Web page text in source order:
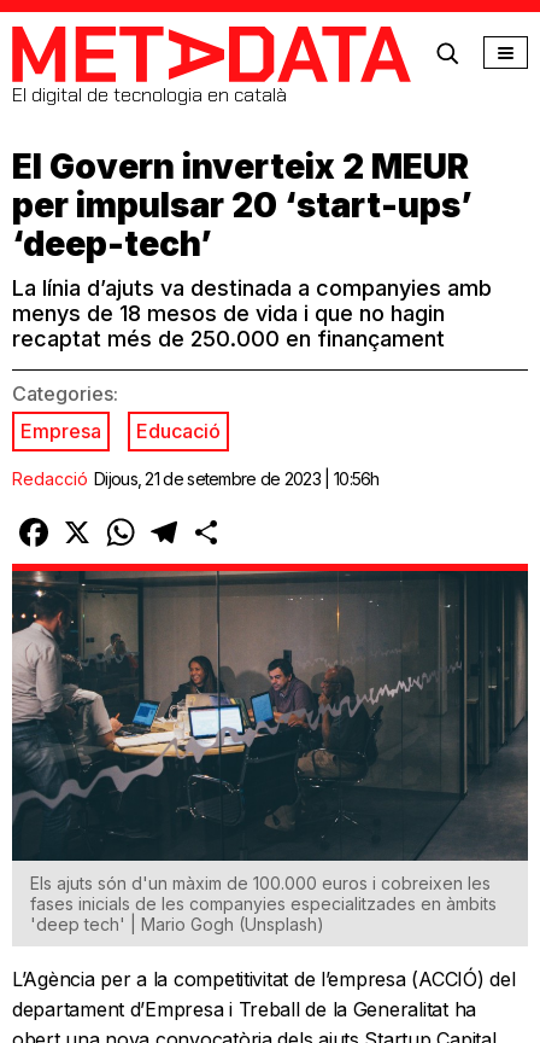
MetaData
El digital de tecnologia en català
El Govern inverteix 2 MEUR
per impulsar 20 ‘start-ups’
‘deep-tech’
La línia d’ajuts va destinada a companyies amb
menys de 18 mesos de vida i que no hagin
recaptat més de 250.000 en finançament
Categories:
Empresa
Educació
Redacció Dijous, 21 de setembre de 2023 | 10:56h
Facebook
X WhatsAppTelegram
Els ajuts són d'un màxim de 100.000 euros i cobreixen les
fases inicials de les companyies especialitzades en àmbits
'deep tech' | Mario Gogh (Unsplash)
L’Agència per a la competitivitat de l’empresa (ACCIÓ) del
departament d’Empresa i Treball de la Generalitat ha